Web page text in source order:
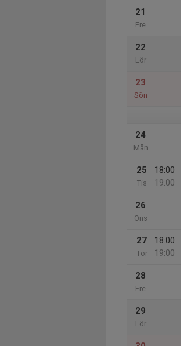
21
Fre
22
Lör
23
Sön
24
Mån
25
Tis
18:00
19:00
26
Ons
27
Tor
18:00
19:00
28
Fre
29
Lör